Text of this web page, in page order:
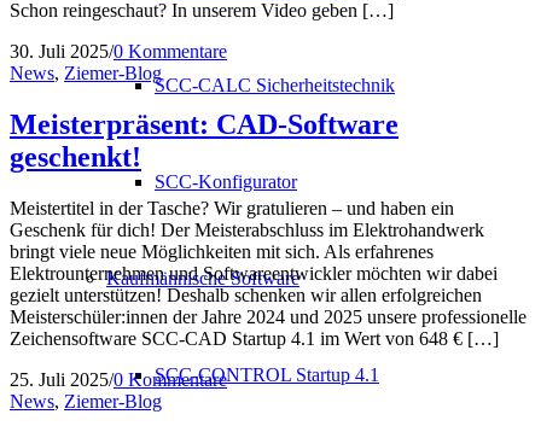
SCC-CALC Sicherheitstechnik
SCC-Konfigurator
Kaufmännische Software
SCC-CONTROL Startup 4.1
Schon reingeschaut? In unserem Video geben […]
30. Juli 2025/0 Kommentare
News, Ziemer-Blog
Meisterpräsent: CAD-Software
geschenkt!
Meistertitel in der Tasche? Wir gratulieren – und haben ein
Geschenk für dich! Der Meisterabschluss im Elektrohandwerk
bringt viele neue Möglichkeiten mit sich. Als erfahrenes
Elektrounternehmen und Softwareentwickler möchten wir dabei
gezielt unterstützen! Deshalb schenken wir allen erfolgreichen
Meisterschüler:innen der Jahre 2024 und 2025 unsere professionelle
Zeichensoftware SCC-CAD Startup 4.1 im Wert von 648 € […]
25. Juli 2025/0 Kommentare
News, Ziemer-Blog